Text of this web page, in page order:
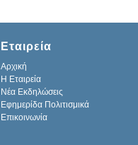
Εταιρεία
Αρχική
H Εταιρεία
Νέα Εκδηλώσεις
Εφημερίδα Πολιτισμικά
Επικοινωνία